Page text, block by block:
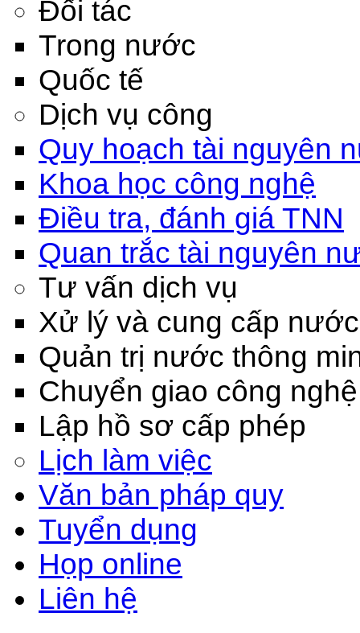
Đối tác
Trong nước
Quốc tế
Dịch vụ công
Quy hoạch tài nguyên
Khoa học công nghệ
Điều tra, đánh giá TNN
Quan trắc tài nguyên
Tư vấn dịch vụ
Xử lý và cung cấp nước
Quản trị nước thông
Chuyển giao công nghệ
Lập hồ sơ cấp phép
Lịch làm việc
Văn bản pháp quy
Tuyển dụng
Họp online
Liên hệ